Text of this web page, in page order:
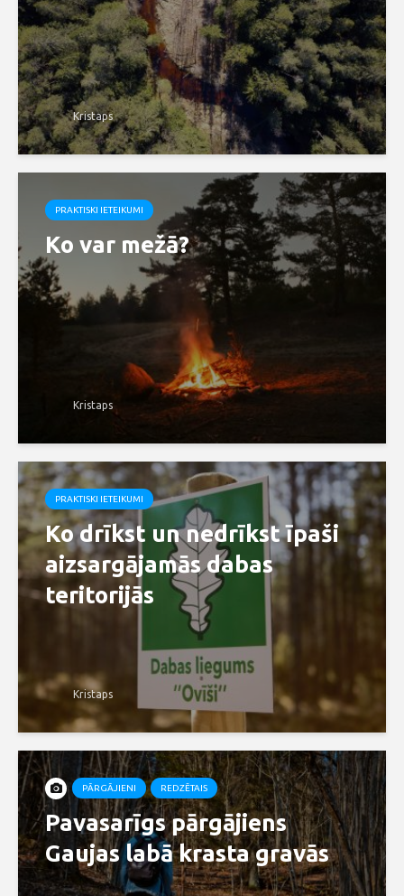
Kristaps
PRAKTISKI IETEIKUMI
Ko var mežā?
Kristaps
PRAKTISKI IETEIKUMI
Ko drīkst un nedrīkst īpaši
aizsargājamās dabas
teritorijās
Kristaps
PĀRGĀJIENI REDZĒTAIS
Pavasarīgs pārgājiens
Gaujas labā krasta gravās